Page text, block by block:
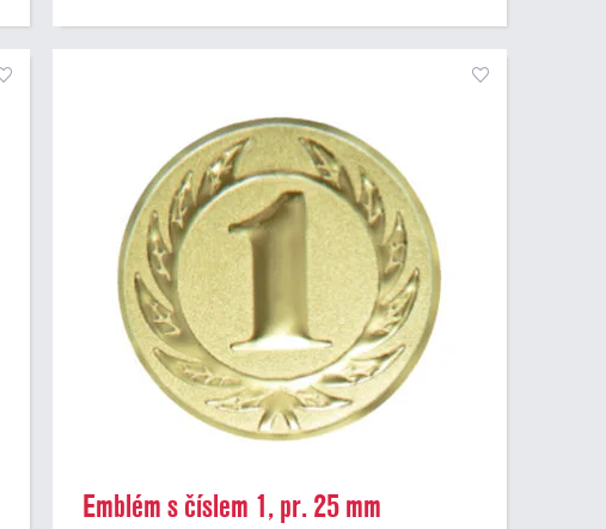
Emblém s číslem 1, pr. 25 mm